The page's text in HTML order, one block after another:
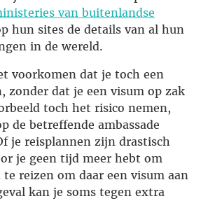
van buitenlandse
hun sites de details van al hun
in de wereld.
voorkomen dat je toch een
zonder dat je een visum op zak
toch het risico nemen,
de betreffende ambassade
je reisplannen zijn drastisch
je geen tijd meer hebt om
reizen om daar een visum aan
kan je soms tegen extra